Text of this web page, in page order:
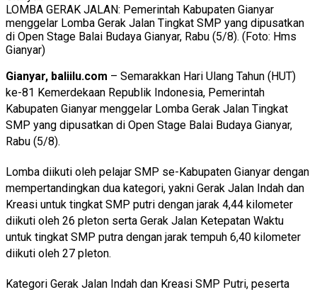
LOMBA GERAK JALAN: Pemerintah Kabupaten Gianyar
menggelar Lomba Gerak Jalan Tingkat SMP yang dipusatkan
di Open Stage Balai Budaya Gianyar, Rabu (5/8). (Foto: Hms
Gianyar)
Gianyar, baliilu.com – Semarakkan Hari Ulang Tahun (HUT)
ke-81 Kemerdekaan Republik Indonesia, Pemerintah
Kabupaten Gianyar menggelar Lomba Gerak Jalan Tingkat
SMP yang dipusatkan di Open Stage Balai Budaya Gianyar,
Rabu (5/8).
Lomba diikuti oleh pelajar SMP se-Kabupaten Gianyar dengan
mempertandingkan dua kategori, yakni Gerak Jalan Indah dan
Kreasi untuk tingkat SMP putri dengan jarak 4,44 kilometer
diikuti oleh 26 pleton serta Gerak Jalan Ketepatan Waktu
untuk tingkat SMP putra dengan jarak tempuh 6,40 kilometer
diikuti oleh 27 pleton.
Kategori Gerak Jalan Indah dan Kreasi SMP Putri, peserta